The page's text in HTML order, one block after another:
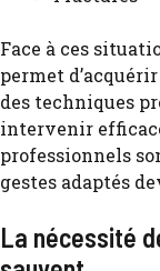
Face à ces
permet
des techniques
intervenir
professionnels
gestes adaptés
La nécessité